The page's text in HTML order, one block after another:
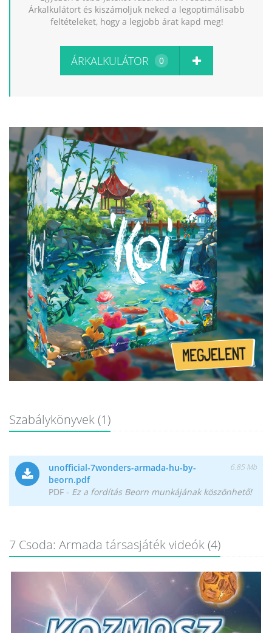
Árkalkulátort és kiszámoljuk neked a legoptimálisabb
feltételeket, hogy a legjobb árat kapd meg!
ÁRKALKULÁTOR 0
Szabálykönyvek (1)
6.85 Mb
unofficial-7wonders-armada-hu-by-
beorn.pdf
PDF - Ez a fordítás Beorn munkájának köszönhető!
7 Csoda: Armada társasjáték videók (4)